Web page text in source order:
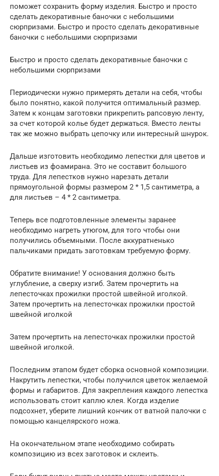
поможет сохранить форму изделия. Быстро и просто
сделать декоративные баночки с небольшими
сюрпризами. Быстро и просто сделать декоративные
баночки с небольшими сюрпризами
Быстро и просто сделать декоративные баночки с
небольшими сюрпризами
Периодически нужно примерять детали на себя, чтобы
было понятно, какой получится оптимальный размер.
Затем к концам заготовки прикрепить рапсовую ленту,
за счет которой колье будет держаться. Вместо ленты
так же можно выбрать цепочку или интересный шнурок.
Дальше изготовить необходимо лепестки для цветов и
листьев из фоамирана. Это не составит большого
труда. Для лепестков нужно нарезать детали
прямоугольной формы размером 2 * 1,5 сантиметра, а
для листьев – 4 * 2 сантиметра.
Теперь все подготовленные элементы заранее
необходимо нагреть утюгом, для того чтобы они
получились объемными. После аккуратненько
пальчиками придать заготовкам требуемую форму.
Обратите внимание! У основания должно быть
углубление, а сверху изгиб. Затем прочертить на
лепесточках прожилки простой швейной иголкой.
Затем прочертить на лепесточках прожилки простой
швейной иголкой
Затем прочертить на лепесточках прожилки простой
швейной иголкой.
Последним этапом будет сборка основной композиции.
Накрутить лепестки, чтобы получился цветок желаемой
формы и габаритов. Для закрепления каждого лепестка
использовать стоит каплю клея. Когда изделие
подсохнет, уберите лишний кончик от ватной палочки с
помощью канцелярского ножа.
На окончательном этапе необходимо собирать
композицию из всех заготовок и склеить.